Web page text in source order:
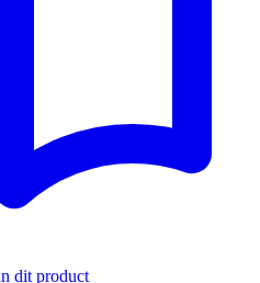
dit product